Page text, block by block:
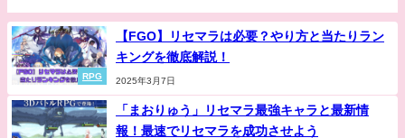
RPG
【FGO】リセマラは必要？やり方と当たりラン
キングを徹底解説！
2025年3月7日
「まおりゅう」リセマラ最強キャラと最新情
報！最速でリセマラを成功させよう